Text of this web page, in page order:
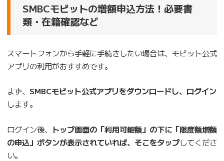
SMBCモビットの増額申込方法！必要書
類・在籍確認など
スマートフォンから手軽に手続きしたい場合は、モビット公式
アプリの利用がおすすめです。
まず、 SMBCモビット公式アプリをダウンロードし、ログイン
します。
ログイン後、
トップ画面の「利用可能額」の下に「限度額増額
の申込」ボタンが表示されていれば、そこをタップしてくださ
い。